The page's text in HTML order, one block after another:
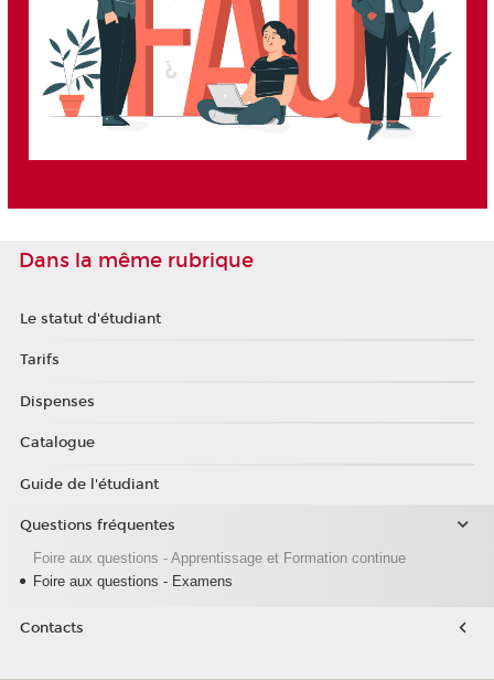
Dans la même rubrique
Le statut d'étudiant
Tarifs
Dispenses
Catalogue
Guide de l'étudiant
Questions fréquentes
Foire aux questions - Apprentissage et Formation continue
Foire aux questions - Examens
Contacts